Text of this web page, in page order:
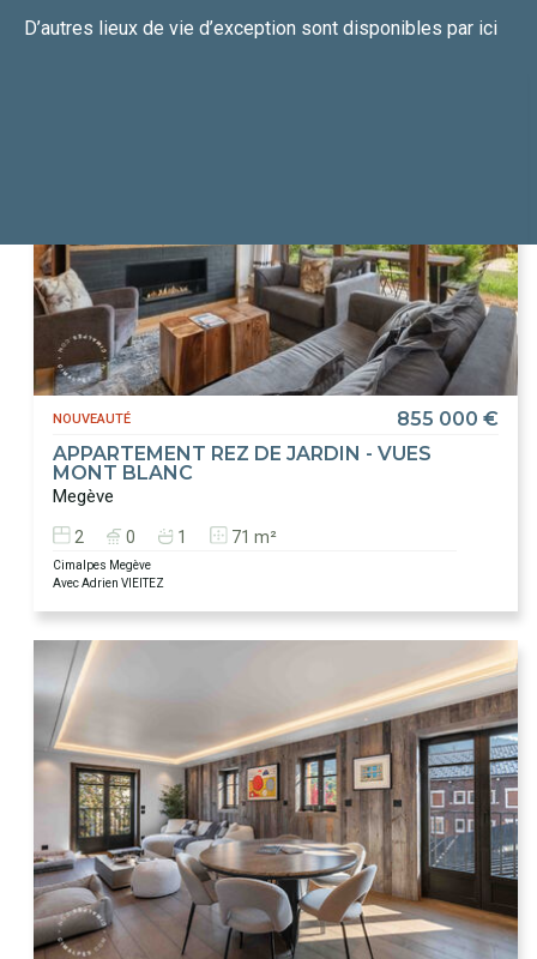
D’autres lieux de vie d’exception sont disponibles par ici
NOUVEAUTÉ
855 000 €
APPARTEMENT REZ DE JARDIN - VUES
MONT BLANC
Megève
2 0 1 71 m²
Cimalpes Megève
Avec Adrien VIEITEZ